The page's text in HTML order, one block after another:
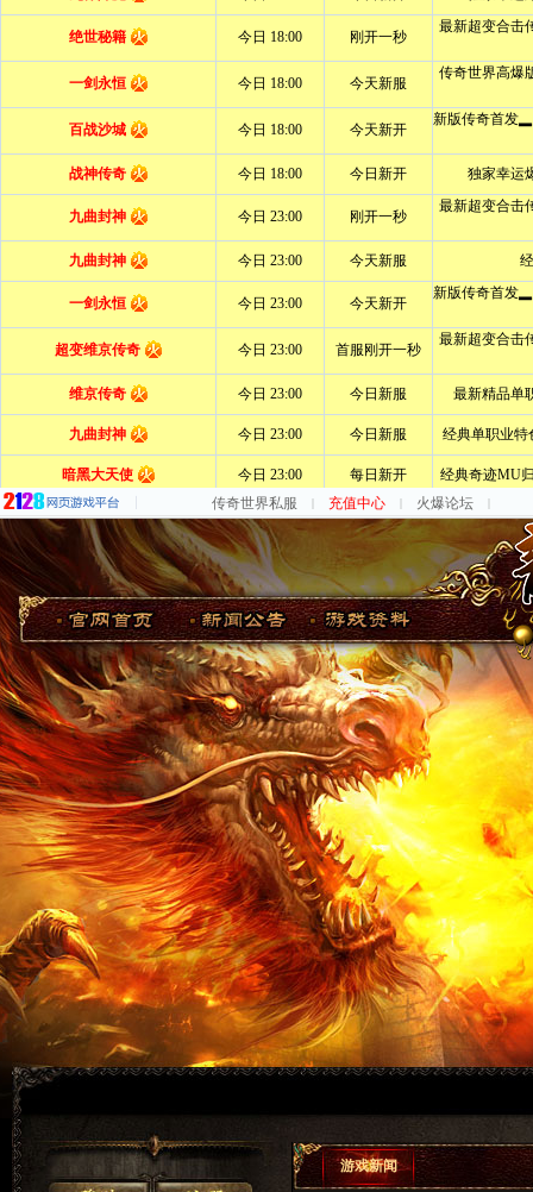
传奇世界私服 | 充值中心 | 火爆论坛 |
游戏新闻